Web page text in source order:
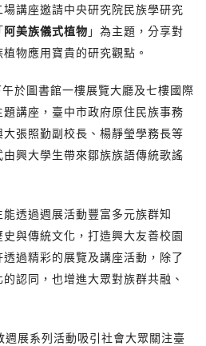
講座邀請中央研究院民族學研究
阿美族儀式植物 」為主題，分享對
物應用寶貴的研究觀點。
圖書館一樓展覽大廳及七樓國際
講座，臺中市政府原住民族事務
張照勤副校長、楊靜瑩學務長等
興大學生帶來鄒族族語傳統歌謠
透過週展活動豐富多元族群知
與傳統文化，打造興大友善校園
過精彩的展覽及講座活動，除了
認同，也增進大眾對族群共融、
展系列活動吸引社會大眾關注臺